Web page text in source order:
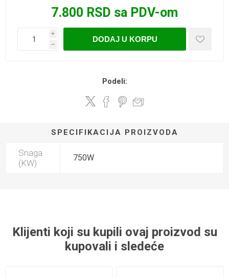
7.800 RSD sa PDV-om
i
h
DODAJ U KORPU
Podeli:
SPECIFIKACIJA PROIZVODA
Snaga
(KW)
750W
Klijenti koji su kupili ovaj proizvod su
kupovali i sledeće